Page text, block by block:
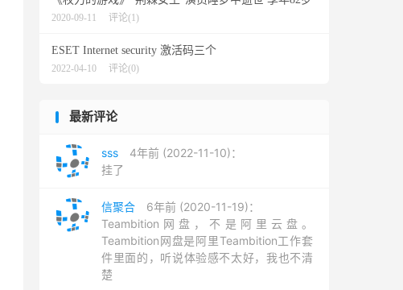
2020-09-11 评论(1)
ESET Internet security 激活码三个
2022-04-10 评论(0)
最新评论
sss
4年前 (2022-11-10)：
挂了
信聚合
6年前 (2020-11-19)：
Teambition网盘，不是阿里云盘。
Teambition网盘是阿里Teambition工作套
件里面的，听说体验感不太好，我也不清
楚